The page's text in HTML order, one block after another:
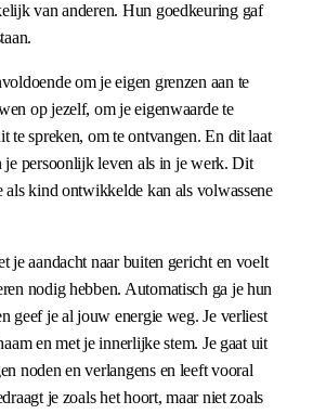
van anderen. Hun goedkeuring gaf
om je eigen grenzen aan te
op jezelf, om je eigenwaarde te
te spreken, om te ontvangen. En dit laat
persoonlijk leven als in je werk. Dit
als kind ontwikkelde kan als volwassene
je aandacht naar buiten gericht en voelt
nodig hebben. Automatisch ga je hun
geef je al jouw energie weg. Je verliest
en met je innerlijke stem. Je gaat uit
noden en verlangens en leeft vooral
je zoals het hoort, maar niet zoals